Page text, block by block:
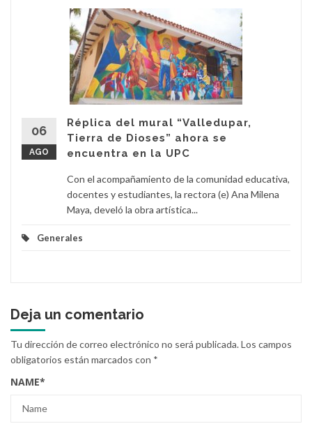
06
AGO
Réplica del mural “Valledupar,
Tierra de Dioses” ahora se
encuentra en la UPC
Con el acompañamiento de la comunidad educativa,
docentes y estudiantes, la rectora (e) Ana Milena
Maya, develó la obra artística...
Generales
Deja un comentario
Tu dirección de correo electrónico no será publicada.Los campos
obligatorios están marcados con *
NAME*